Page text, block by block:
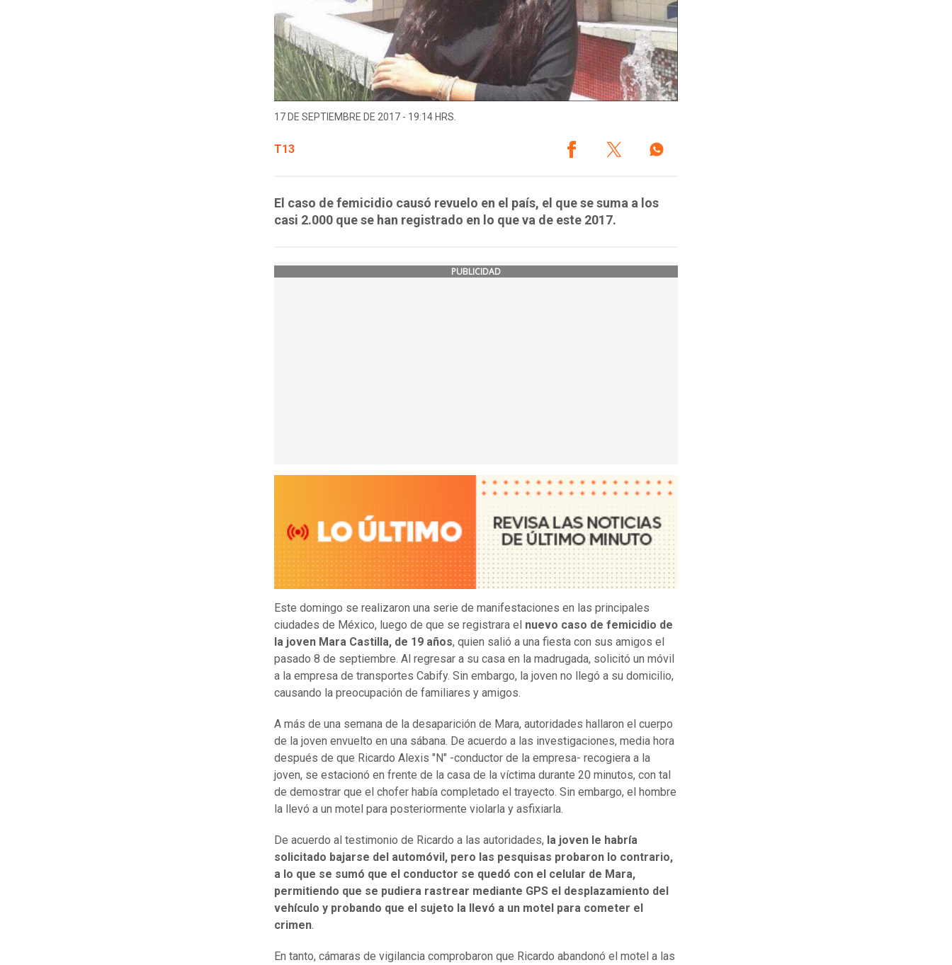
17 DE SEPTIEMBRE DE 2017 - 19:14 HRS.
T13
El caso de femicidio causó revuelo en el país, el que se suma a los
casi 2.000 que se han registrado en lo que va de este 2017.
PUBLICIDAD
Este domingo se realizaron una serie de manifestaciones en las principales
ciudades de México, luego de que se registrara el nuevo caso de femicidio de
la joven Mara Castilla, de 19 años, quien salió a una fiesta con sus amigos el
pasado 8 de septiembre. Al regresar a su casa en la madrugada, solicitó un móvil
a la empresa de transportes Cabify. Sin embargo, la joven no llegó a su domicilio,
causando la preocupación de familiares y amigos.
A más de una semana de la desaparición de Mara, autoridades hallaron el cuerpo
de la joven envuelto en una sábana. De acuerdo a las investigaciones, media hora
después de que Ricardo Alexis "N" -conductor de la empresa- recogiera a la
joven, se estacionó en frente de la casa de la víctima durante 20 minutos, con tal
de demostrar que el chofer había completado el trayecto. Sin embargo, el hombre
la llevó a un motel para posteriormente violarla y asfixiarla.
De acuerdo al testimonio de Ricardo a las autoridades, la joven le habría
solicitado bajarse del automóvil, pero las pesquisas probaron lo contrario,
a lo que se sumó que el conductor se quedó con el celular de Mara,
permitiendo que se pudiera rastrear mediante GPS el desplazamiento del
vehículo y probando que el sujeto la llevó a un motel para cometer el
crimen.
En tanto, cámaras de vigilancia comprobaron que Ricardo abandonó el motel a las